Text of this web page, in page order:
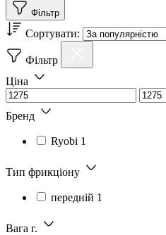
Фільтр
Сортувати:
Фільтр
Ціна
Бренд
Ryobi 1
Тип фрикціону
передній 1
Вага г.